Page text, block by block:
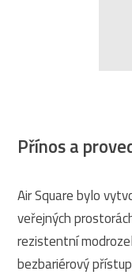
Přínos a
Air Square bylo
veřejných
rezistentní
bezbariérový